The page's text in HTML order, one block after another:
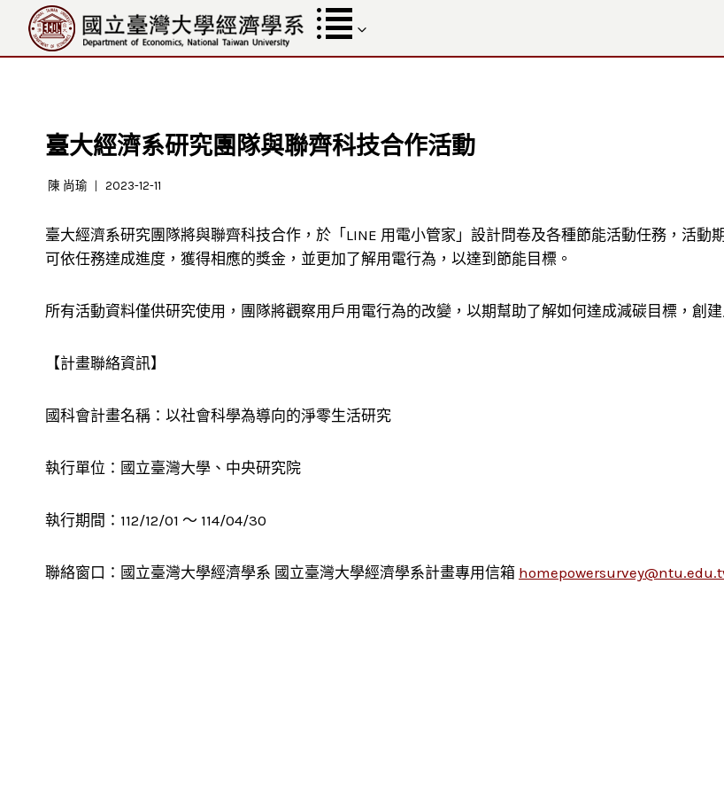
內
臺大經濟系研究團隊與聯齊科技合作活動
陳 尚瑜 2023-12-11
臺大經濟系研究團隊將與聯齊科技合作，於「LINE 用電小管家」設計問卷及各種節能活動任務，活
可依任務達成進度，獲得相應的獎金，並更加了解用電行為，以達到節能目標。
所有活動資料僅供研究使用，團隊將觀察用戶用電行為的改變，以期幫助了解如何達成減碳目標，創
【計畫聯絡資訊】
國科會計畫名稱：以社會科學為導向的淨零生活研究
執行單位：國立臺灣大學、中央研究院
執行期間：112/12/01 ～ 114/04/30
聯絡窗口：國立臺灣大學經濟學系 國立臺灣大學經濟學系計畫專用信箱